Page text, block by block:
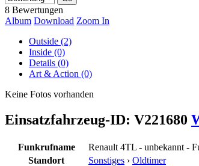
8 Bewertungen
Album Download Zoom In
Outside (2)
Inside (0)
Details (0)
Art & Action (0)
Keine Fotos vorhanden
Einsatzfahrzeug-ID: V221680
Funkrufname Renault 4TL - unbekannt -
Standort
Sonstiges › Oldtimer